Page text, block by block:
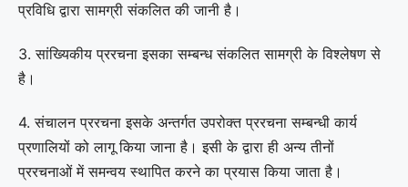
प्रविधि द्वारा सामग्री संकलित की जानी है।
3. सांख्यिकीय प्ररचना इसका सम्बन्ध संकलित सामग्री के विश्लेषण से
है।
4. संचालन प्ररचना इसके अन्तर्गत उपरोक्त प्ररचना सम्बन्धी कार्य
प्रणालियों को लागू किया जाना है। इसी के द्वारा ही अन्य तीनों
प्ररचनाओं में समन्वय स्थापित करने का प्रयास किया जाता है।